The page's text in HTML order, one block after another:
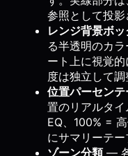
参照として投影
レンジ背景ボッ
る半透明のカ
ート上に視覚
度は独立して調
位置パーセンテ
置のリアルタ
EQ、100% =
にサマリーテー
ゾーン分類— 各